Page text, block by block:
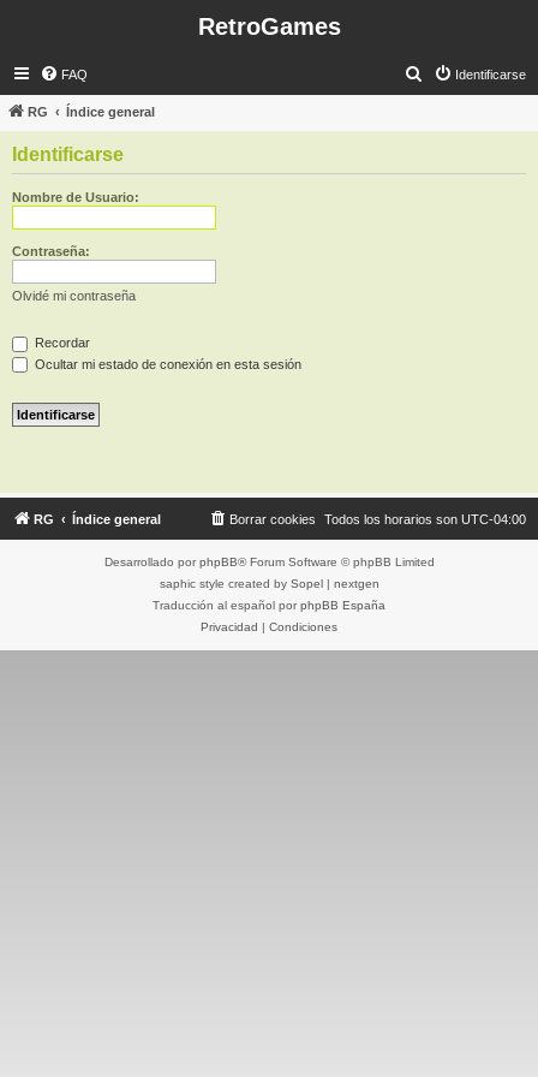
RetroGames
FAQ Identificarse
s
RG Índice general
Identificarse
Nombre de Usuario:
Contraseña:
Olvidé mi contraseña
Recordar
Ocultar mi estado de conexión en esta sesión
RG Índice general Todos los horarios son UTC-04:00
Borrar cookies
Desarrollado por phpBB® Forum Software © phpBB Limited
saphic style created by Sopel| nextgen
Traducción al español por phpBB España
Privacidad | Condiciones